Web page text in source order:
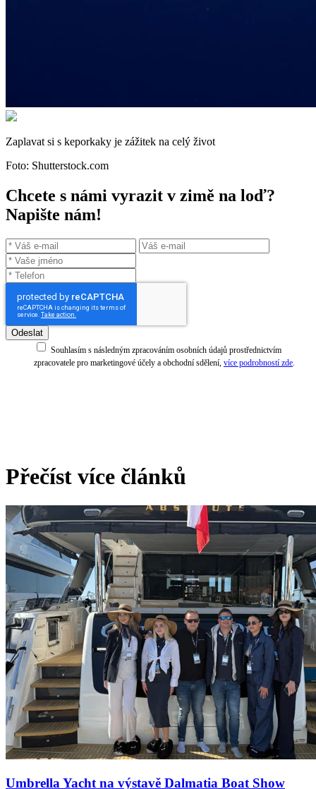
Zaplavat si s keporkaky je zážitek na celý život
Foto: Shutterstock.com
Chcete s námi vyrazit v zimě na loď?
Napište nám!
Souhlasím s následným zpracováním osobních údajů prostřednictvím
zpracovatele pro marketingové účely a obchodní sdělení, více podrobností zde.
Přečíst více článků
Umbrella Yacht na výstavě Dalmatia Boat Show